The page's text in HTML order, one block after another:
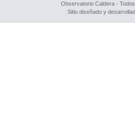
Observatorio Caldera -
Sitio diseñado y